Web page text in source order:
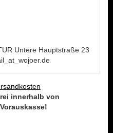
Untere Hauptstraße 23
innerhalb von